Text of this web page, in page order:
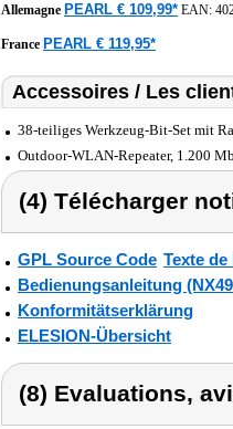
Allemagne PEARL € 109,99* EAN:
France PEARL € 119,95*
Accessoires / Les
38-teiliges Werkzeug-Bit-Set mit
Outdoor-WLAN-Repeater, 1.200
(4) Télécharger
GPL Source Code Texte
Bedienungsanleitung
Konformitätserklärung
ELESION-Übersicht
(8) Evaluations,